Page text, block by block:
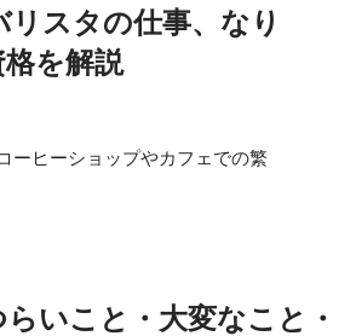
リスタの仕事、なり
を解説
ーヒーショップやカフェでの繁
いこと・大変なこと・